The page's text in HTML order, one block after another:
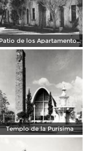
Patio de los Apartamentos Regina
Templo de la Purísima